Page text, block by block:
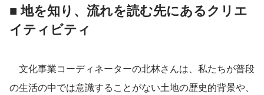
■ 地を知り、流れを読む先にあるクリエ
イティビティ
文化事業コーディネーターの北林さんは、私たちが普段
の生活の中では意識することがない土地の歴史的背景や、